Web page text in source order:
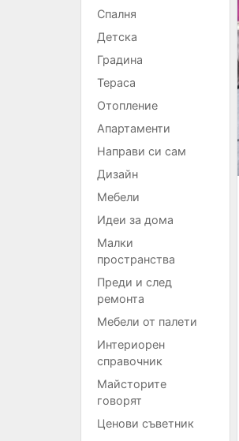
Спалня
Детска
Градина
Тераса
Отопление
Апартаменти
Направи си сам
Дизайн
Мебели
Идеи за дома
Малки
пространства
Преди и след
ремонта
Мебели от палети
Интериорен
справочник
Майсторите
говорят
Ценови съветник